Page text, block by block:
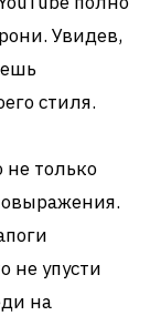
Увидев,
стиля.
не только
не упусти
на